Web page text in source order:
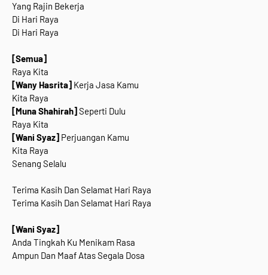
Yang Rajin Bekerja
Di Hari Raya
Di Hari Raya
[Semua]
Raya Kita
[Wany Hasrita] Kerja Jasa Kamu
Kita Raya
[Muna Shahirah]Seperti Dulu
Raya Kita
[Wani Syaz] Perjuangan Kamu
Kita Raya
Senang Selalu
Terima Kasih Dan Selamat Hari Raya
Terima Kasih Dan Selamat Hari Raya
[Wani Syaz]
Anda Tingkah Ku Menikam Rasa
Ampun Dan Maaf Atas Segala Dosa